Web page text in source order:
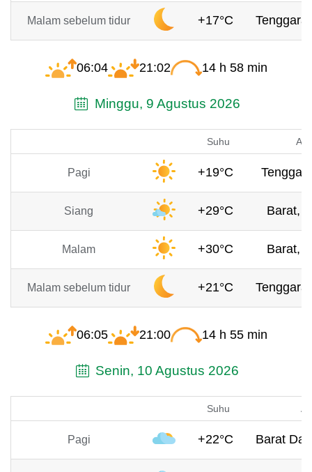
Malam sebelum tidur +17°C
06:04 21:02 14 h 58 min
Minggu, 9 Agustus 2026
Suhu
Pagi +19°C
Siang +29°C Barat,
Malam +30°C Barat,
Malam sebelum tidur +21°C
06:05 21:00 14 h 55 min
Senin, 10 Agustus 2026
Suhu
Pagi +22°C Barat